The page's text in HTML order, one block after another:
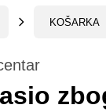
KOŠARKA